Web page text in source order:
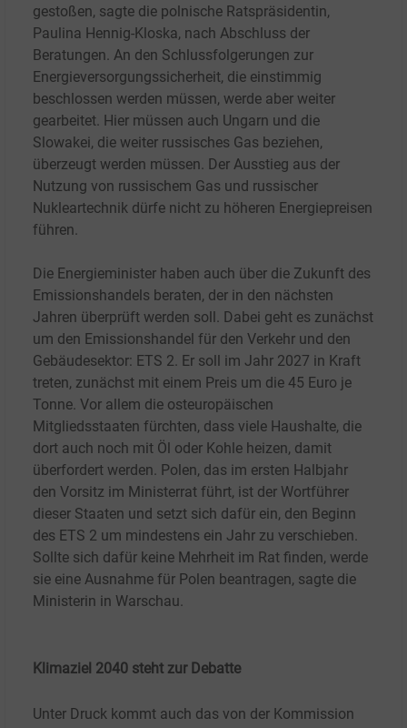
gestoßen, sagte die polnische Ratspräsidentin,
Paulina Hennig-Kloska, nach Abschluss der
Beratungen. An den Schlussfolgerungen zur
Energieversorgungssicherheit, die einstimmig
beschlossen werden müssen, werde aber weiter
gearbeitet. Hier müssen auch Ungarn und die
Slowakei, die weiter russisches Gas beziehen,
überzeugt werden müssen. Der Ausstieg aus der
Nutzung von russischem Gas und russischer
Nukleartechnik dürfe nicht zu höheren Energiepreisen
führen.
​Die Energieminister haben auch über die Zukunft des
Emissionshandels beraten, der in den nächsten
Jahren überprüft werden soll. Dabei geht es zunächst
um den Emissionshandel für den Verkehr und den
Gebäudesektor: ETS 2. Er soll im Jahr 2027 in Kraft
treten, zunächst mit einem Preis um die 45 Euro je
Tonne. Vor allem die osteuropäischen
Mitgliedsstaaten fürchten, dass viele Haushalte, die
dort auch noch mit Öl oder Kohle heizen, damit
überfordert werden. Polen, das im ersten Halbjahr
den Vorsitz im Ministerrat führt, ist der Wortführer
dieser Staaten und setzt sich dafür ein, den Beginn
des ETS 2 um mindestens ein Jahr zu verschieben.
Sollte sich dafür keine Mehrheit im Rat finden, werde
sie eine Ausnahme für Polen beantragen, sagte die
Ministerin in Warschau.
Klimaziel 2040 steht zur Debatte
Unter Druck kommt auch das von der Kommission